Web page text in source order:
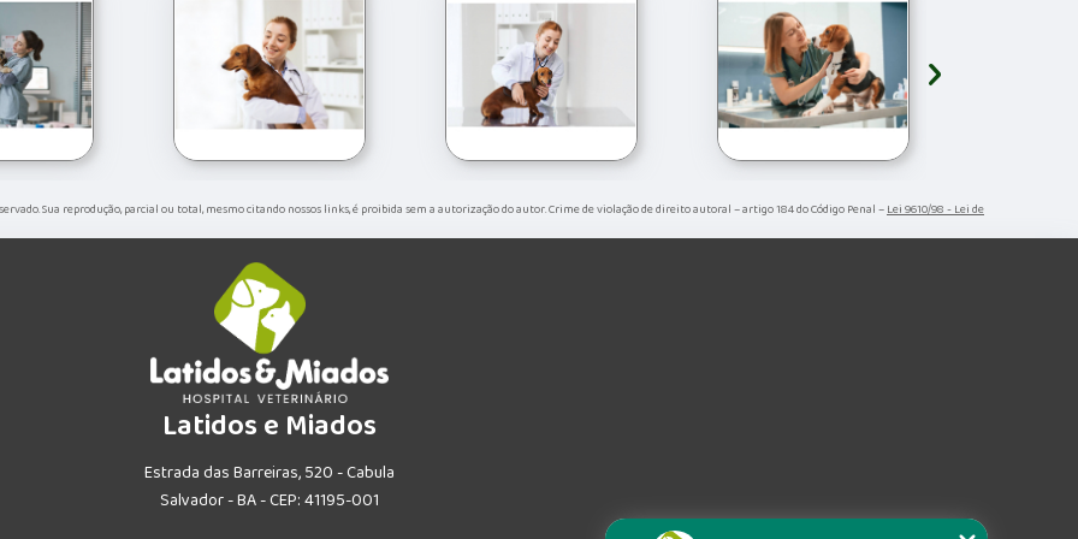
›
Sua reprodução, parcial ou total, mesmo citando nossos links, é proibida sem a autorização do autor. Crime de violação de direito autoral – artigo 184 do Código Penal –Lei 9610/98 - Lei de
Latidos e Miados
Estrada das Barreiras, 520 - Cabula
Salvador - BA - CEP: 41195-001